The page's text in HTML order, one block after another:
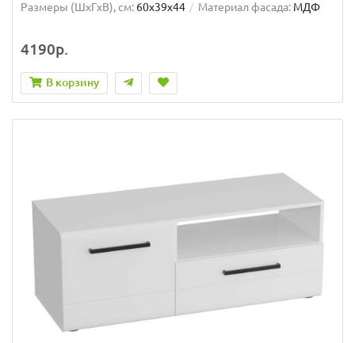
Размеры (ШxГxВ), см: 60x39x44 Материал фасада: МДФ
4190р.
В корзину